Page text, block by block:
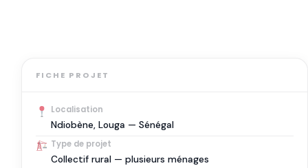
FICHE PROJET
Localisation
Ndiobène, Louga — Sénégal
Type de projet
Collectif rural — plusieurs ménages